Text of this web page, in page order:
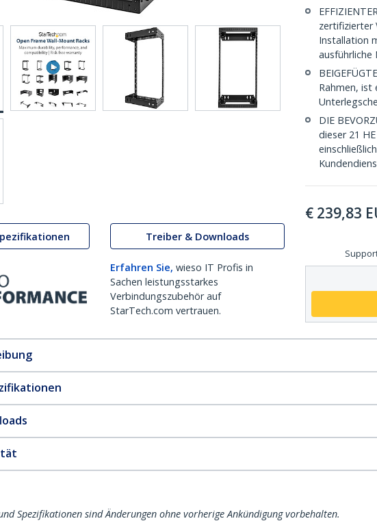
Treiber & Downloads
Erfahren Sie, wieso IT Profis in
Sachen leistungsstarkes
Verbindungszubehör auf
StarTech.com vertrauen.
zertifizierter
Installation
ausführliche
Rahmen, ist
DIE
dieser 21
€ 239,83
Spezifikationen sind Änderungen ohne vorherige Ankündigung vorbehalten.